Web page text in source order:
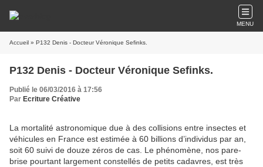
MENU
Accueil » P132 Denis - Docteur Véronique Sefinks.
P132 Denis - Docteur Véronique Sefinks.
Publié le 06/03/2016 à 17:56
Par Ecriture Créative
La mortalité astronomique due à des collisions entre insectes et
véhicules en France est estimée à 60 billions d’individus par an,
soit 60 suivi de douze zéros de cas. Le phénomène, nos pare-
brise pourtant largement constellés de petits cadavres, est très